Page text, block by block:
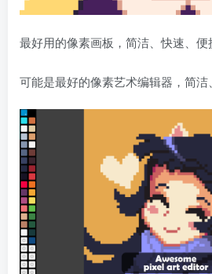
最好用的像素画板，简洁、快速、便
可能是最好的像素艺术编辑器，简洁